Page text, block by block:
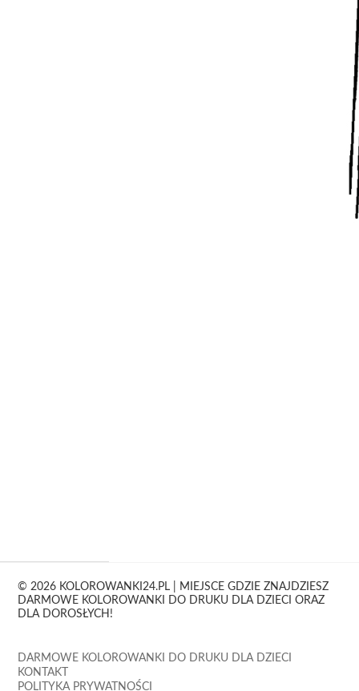
© 2026 KOLOROWANKI24.PL | MIEJSCE GDZIE ZNAJDZIESZ
DARMOWE KOLOROWANKI DO DRUKU DLA DZIECI ORAZ
DLA DOROSŁYCH!
DARMOWE KOLOROWANKI DO DRUKU DLA DZIECI
KONTAKT
POLITYKA PRYWATNOŚCI